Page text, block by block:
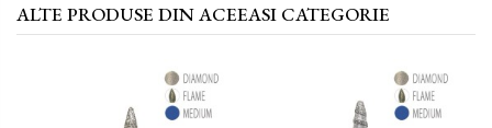
ALTE PRODUSE DIN ACEEASI CATEGORIE